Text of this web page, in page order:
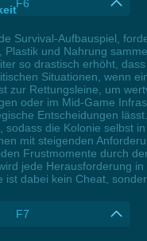
F6
Survival-Aufbauspiel,
Plastik und Nahrung
so drastisch erhöht,
Situationen, wenn
zur Rettungsleine, um
oder im Mid-Game
Entscheidungen
sodass die Kolonie selbst
mit steigenden
Frustmomente durch
jede Herausforderung
ist dabei kein Cheat,
F7